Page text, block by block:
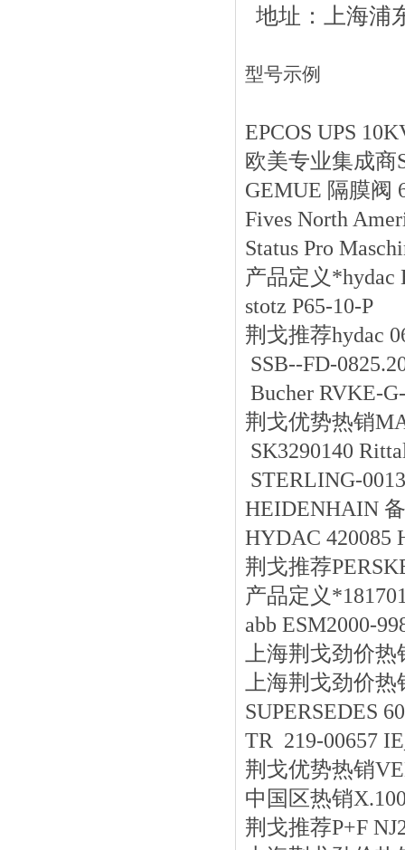
地址：上海浦
型号示例
EPCOS UPS
欧美专业集成商
GEMUE 隔膜阀
Fives North
Status Pro
产品定义*hydac
stotz P65-10-P
荆戈推荐hydac
SSB--FD-
Bucher RVKE-
荆戈优势热销
SK3290140
STERLING-
HEIDENHAIN
HYDAC 420085
荆戈推荐
产品定义
abb ESM2000-
上海荆戈劲价
上海荆戈劲价
TR 219-00657
荆戈优势热销
中国区热销
荆戈推荐P+F